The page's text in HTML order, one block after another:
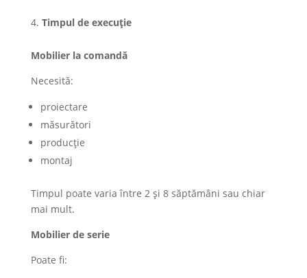
Timpul de execuție
Mobilier la comandă
Necesită:
proiectare
măsurători
producție
montaj
Timpul poate varia între 2 și 8 săptămâni sau chiar
mai mult.
Mobilier de serie
Poate fi: